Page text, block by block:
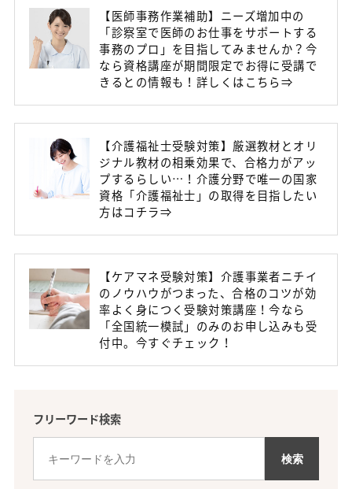
【医師事務作業補助】ニーズ増加中の
「診察室で医師のお仕事をサポートする
事務のプロ」を目指してみませんか？今
なら資格講座が期間限定でお得に受講で
きるとの情報も！詳しくはこちら⇒
【介護福祉士受験対策】厳選教材とオリ
ジナル教材の相乗効果で、合格力がアッ
プするらしい…！介護分野で唯一の国家
資格「介護福祉士」の取得を目指したい
方はコチラ⇒
【ケアマネ受験対策】介護事業者ニチイ
のノウハウがつまった、合格のコツが効
率よく身につく受験対策講座！今なら
「全国統一模試」のみのお申し込みも受
付中。今すぐチェック！
フリーワード検索